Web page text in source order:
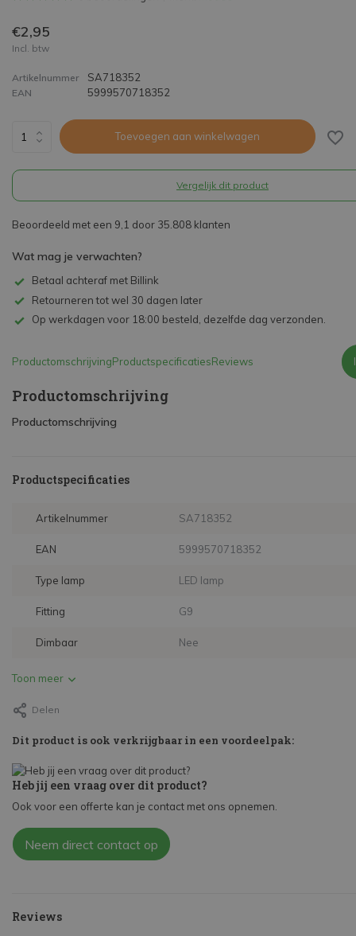
€2,95
Incl. btw
Artikelnummer SA718352
EAN 5999570718352
Toevoegen aan winkelwagen
Vergelijk dit product
Beoordeeld met een 9,1 door 35.808 klanten
Wat mag je verwachten?
Betaal achteraf met Billink
Retourneren tot wel 30 dagen later
Op werkdagen voor 18:00 besteld, dezelfde dag verzonden.
ProductomschrijvingProductspecificatiesReviews
Productomschrijving
Productomschrijving
Productspecificaties
Artikelnummer SA718352
EAN 5999570718352
Type lamp LED lamp
Fitting G9
Dimbaar Nee
Toon meer
Delen
Dit product is ook verkrijgbaar in een voordeelpak:
Heb jij een vraag over dit product?
Ook voor een offerte kan je contact met ons opnemen.
Neem direct contact op
Reviews